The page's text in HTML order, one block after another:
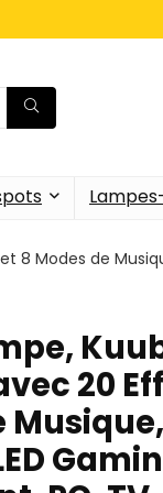
8 Modes de
20